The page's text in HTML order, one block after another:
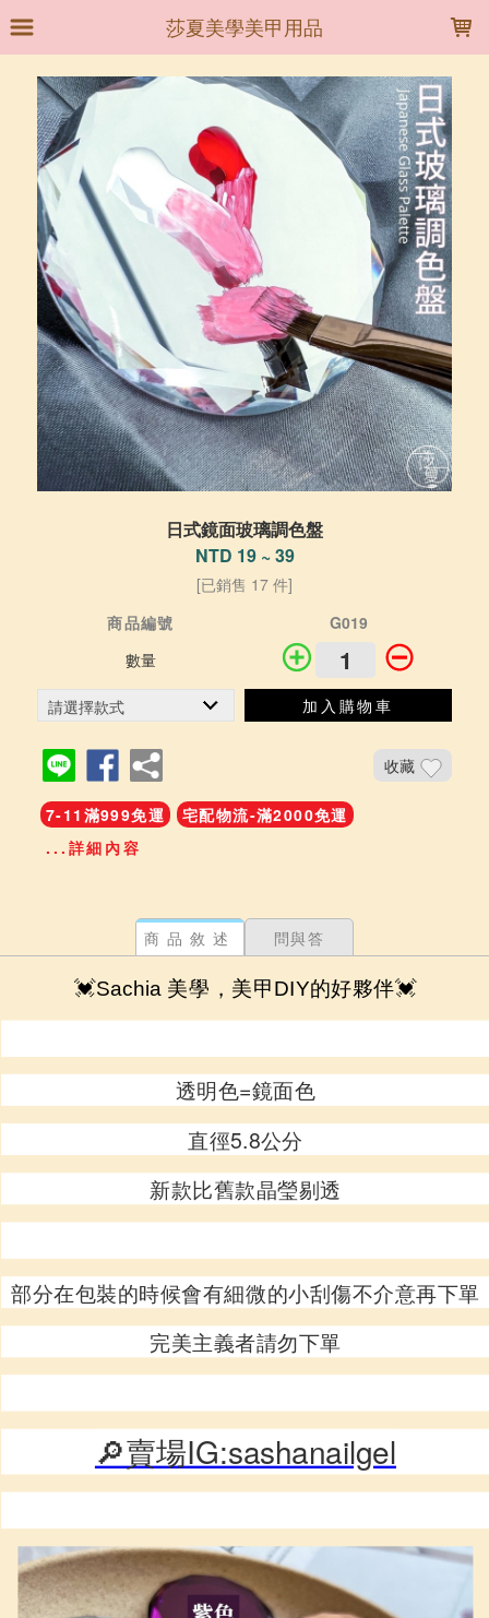
莎夏美學美甲用品
日式鏡面玻璃調色盤
NTD 19 ~ 39
[已銷售 17 件]
商品編號
G019
數量
加入購物車
收藏
7-11滿999免運
宅配物流-滿2000免運
...詳細內容
商品敘述 問與答